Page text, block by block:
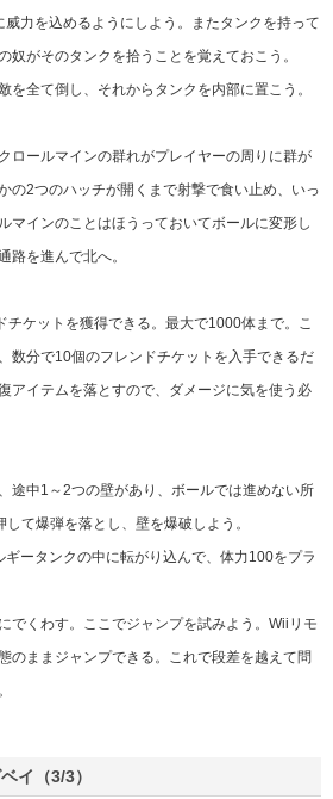
力を込めるようにしよう。またタンクを持って
奴がそのタンクを拾うことを覚えておこう。
を全て倒し、それからタンクを内部に置こう。
ロールマインの群れがプレイヤーの周りに群が
の2つのハッチが開くまで射撃で食い止め、いっ
マインのことはほうっておいてボールに変形し
路を進んで北へ。
チケットを獲得できる。最大で1000体まで。こ
数分で10個のフレンドチケットを入手できるだ
アイテムを落とすので、ダメージに気を使う必
途中1～2つの壁があり、ボールでは進めない所
て爆弾を落とし、壁を爆破しよう。
ータンクの中に転がり込んで、体力100をプラ
でくわす。ここでジャンプを試みよう。Wiiリモ
のままジャンプできる。これで段差を越えて問
イ（3/3）